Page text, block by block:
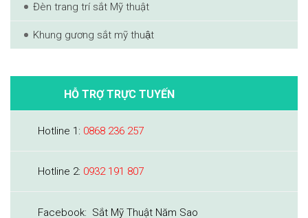
Đèn trang trí sắt Mỹ thuật
Khung gương sắt mỹ thuật
HỖ TRỢ TRỰC TUYẾN
Hotline 1: 0868 236 257
Hotline 2: 0932 191 807
Facebook: Sắt Mỹ Thuật Năm Sao